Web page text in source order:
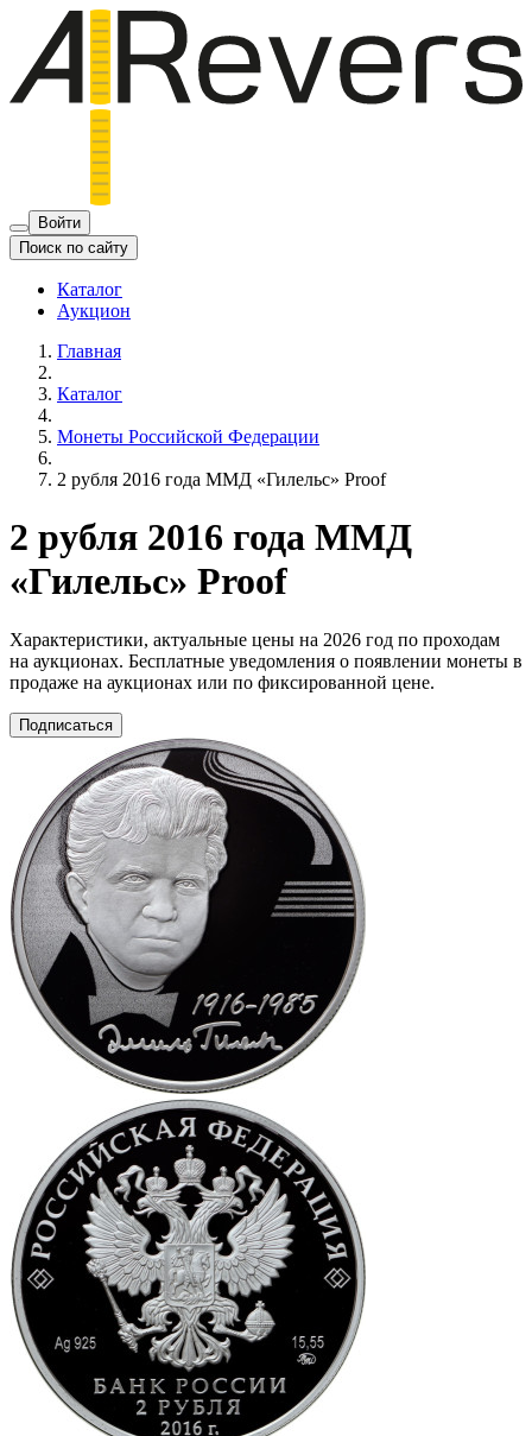
Войти
Поиск по сайту
Каталог
Аукцион
Главная
Каталог
Монеты Российской Федерации
2 рубля 2016 года ММД «Гилельс» Proof
2 рубля 2016 года ММД
«Гилельс» Proof
Характеристики, актуальные цены на 2026 год по проходам
на аукционах. Бесплатные уведомления о появлении монеты в
продаже на аукционах или по фиксированной цене.
Подписаться